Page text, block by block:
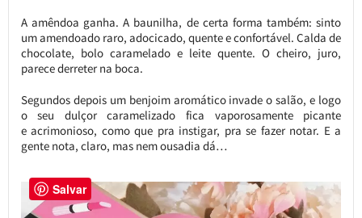
A amêndoa ganha. A baunilha, de certa forma também: sinto
um amendoado raro, adocicado, quente e confortável. Calda de
chocolate, bolo caramelado e leite quente. O cheiro, juro,
parece derreter na boca.
Segundos depois um benjoim aromático invade o salão, e logo
o seu dulçor caramelizado fica vaporosamente picante
e acrimonioso, como que pra instigar, pra se fazer notar. E a
gente nota, claro, mas nem ousadia dá…
Salvar